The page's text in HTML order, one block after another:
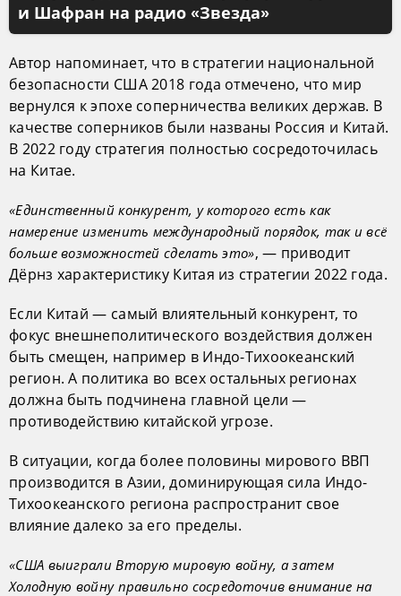
и Шафран на радио «Звезда»
Автор напоминает, что в стратегии национальной
безопасности США 2018 года отмечено, что мир
вернулся к эпохе соперничества великих держав. В
качестве соперников были названы Россия и Китай.
В 2022 году стратегия полностью сосредоточилась
на Китае.
«Единственный конкурент, у которого есть как
намерение изменить международный порядок, так и всё
больше возможностей сделать это», — приводит
Дёрнз характеристику Китая из стратегии 2022 года.
Если Китай — самый влиятельный конкурент, то
фокус внешнеполитического воздействия должен
быть смещен, например в Индо-Тихоокеанский
регион. А политика во всех остальных регионах
должна быть подчинена главной цели —
противодействию китайской угрозе.
В ситуации, когда более половины мирового ВВП
производится в Азии, доминирующая сила Индо-
Тихоокеанского региона распространит свое
влияние далеко за его пределы.
«США выиграли Вторую мировую войну, а затем
Холодную войну правильно сосредоточив внимание на